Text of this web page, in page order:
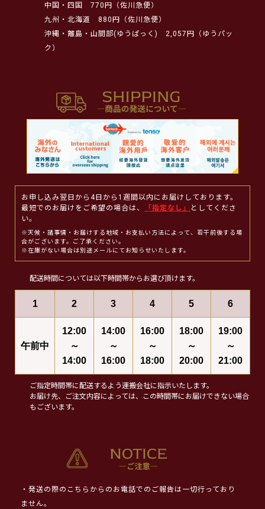
中国・四国
770円（佐川急便）
九州・北海道
880円（佐川急便）
沖縄・離島・山間部(ゆうぱっく)
2,057円（ゆうパッ
ク）
お申し込み翌日から4日から1週間以内にお届けしております。
最短でのお届けをご希望の場合は、
「指定なし」
としてくださ
い。
※天候・諸事情・お届けする地域・お支払い方法によって、若干前後する場
合がございます。ご了承ください。
※在庫がない場合は別途メールにてお知らせいたします。
配送時間については以下時間帯からお選び頂けます。
1 2 3 4 5 6
午前中
12:00
～
14:00
14:00
～
16:00
16:00
～
18:00
18:00
～
20:00
19:00
～
21:00
ご指定時間帯に配送するよう運搬会社に指示いたします。
お届け先、ご注文内容によっては、この時間帯にお届けできない場合
もございます。
・発送の際のこちらからのお電話でのご報告は一切行っており
ません。